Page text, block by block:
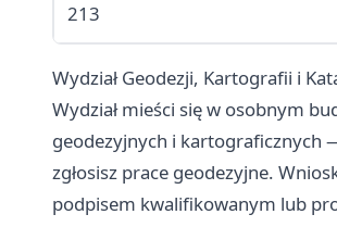
213
Wydział Geodezji, Kartografii i
Wydział mieści się w osobnym
geodezyjnych i kartograficznych
zgłosisz prace geodezyjne.
podpisem kwalifikowanym lub